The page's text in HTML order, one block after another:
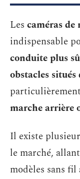
Les caméras de
indispensable
conduite plus
obstacles
marche arrière
Il existe
le marché,
modèles sans